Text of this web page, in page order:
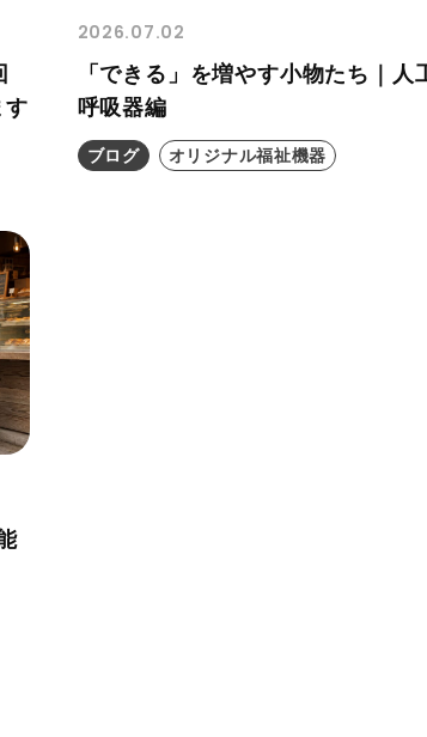
す
2026.07.02
「できる」を増やす小物たち｜人
呼吸器編
ブログ オリジナル福祉機器